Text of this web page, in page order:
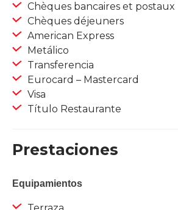
Chèques bancaires et postaux
Chèques déjeuners
American Express
Metálico
Transferencia
Eurocard – Mastercard
Visa
Título Restaurante
Prestaciones
Equipamientos